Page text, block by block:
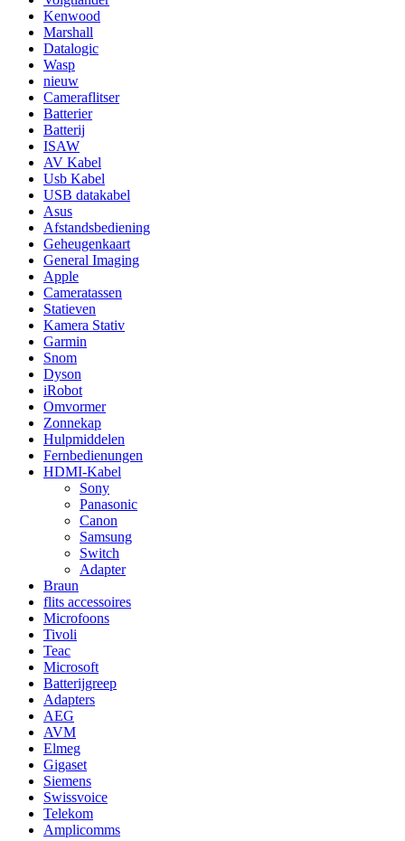
Kenwood
Marshall
Datalogic
Wasp
nieuw
Cameraflitser
Batterier
Batterij
ISAW
AV Kabel
Usb Kabel
USB datakabel
Asus
Afstandsbediening
Geheugenkaart
General Imaging
Apple
Cameratassen
Statieven
Kamera Stativ
Garmin
Snom
Dyson
iRobot
Omvormer
Zonnekap
Hulpmiddelen
Fernbedienungen
HDMI-Kabel
Sony
Panasonic
Canon
Samsung
Switch
Adapter
Braun
flits accessoires
Microfoons
Tivoli
Teac
Microsoft
Batterijgreep
Adapters
AEG
AVM
Elmeg
Gigaset
Siemens
Swissvoice
Telekom
Amplicomms